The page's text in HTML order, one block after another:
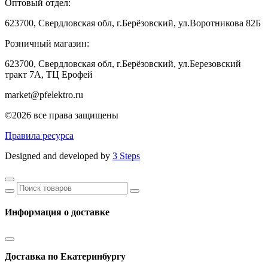
Оптовый отдел:
623700, Свердловская обл, г.Берёзовский, ул.Воротникова 82Б
Розничный магазин:
623700, Свердловская обл, г.Берёзовский, ул.Березовский
тракт 7А, ТЦ Ерофей
market@pfelektro.ru
©2026 все права защищены
Правила ресурса
Designed and developed by 3 Steps
Информация о доставке
Доставка по Екатеринбургу